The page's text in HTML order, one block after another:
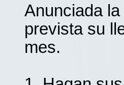
Anunciada
prevista su
mes.